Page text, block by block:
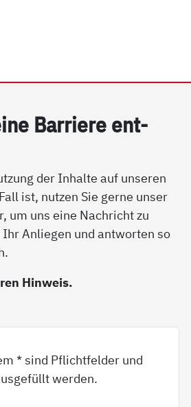
Bar­rie­re ent­
der Inhalte auf unseren
ist, nutzen Sie gerne unser
um uns eine Nachricht zu
Anliegen und antworten so
Hinweis.
* sind Pflichtfelder und
werden.